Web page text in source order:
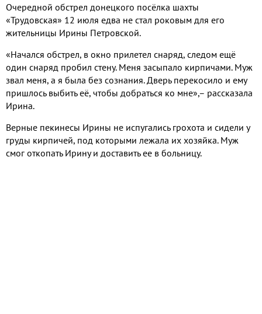
Очередной обстрел донецкого посёлка шахты
«Трудовская» 12 июля едва не стал роковым для его
жительницы Ирины Петровской.
«Начался обстрел, в окно прилетел снаряд, следом ещё
один снаряд пробил стену. Меня засыпало кирпичами. Муж
звал меня, а я была без сознания. Дверь перекосило и ему
пришлось выбить её, чтобы добраться ко мне»,– рассказала
Ирина.
Верные пекинесы Ирины не испугались грохота и сидели у
груды кирпичей, под которыми лежала их хозяйка. Муж
смог откопать Ирину и доставить ее в больницу.